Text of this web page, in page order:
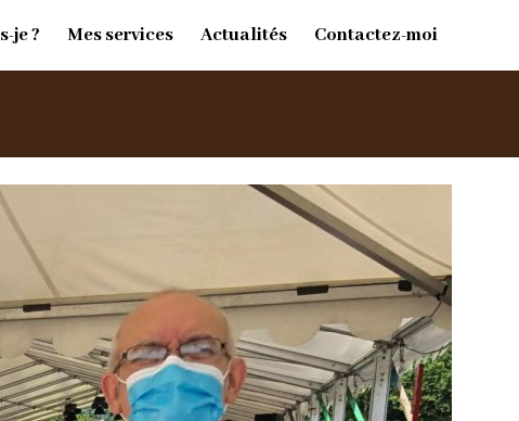
je ? Mes services Actualités Contactez-moi